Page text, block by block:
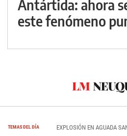
Antártida: ahora
este fenómeno
TEMAS DEL DÍA EXPLOSIÓN EN AGUADA